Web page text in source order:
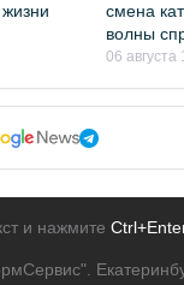
смена
волны
06 августа
и нажмите